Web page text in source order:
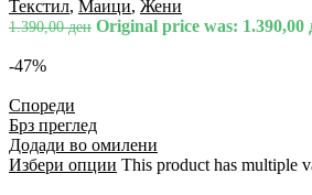
Текстил, Маици, Жени
1.390,00ден Original price was: 1.390,00
-47%
Спореди
Брз преглед
Додади во омилени
Избери опции This product has multiple